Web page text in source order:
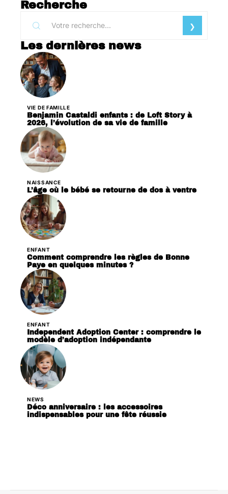
Recherche
Les dernières news
VIE DE FAMILLE
Benjamin Castaldi enfants : de Loft Story à
2026, l’évolution de sa vie de famille
NAISSANCE
L’âge où le bébé se retourne de dos à ventre
ENFANT
Comment comprendre les règles de Bonne
Paye en quelques minutes ?
ENFANT
Independent Adoption Center : comprendre le
modèle d’adoption indépendante
NEWS
Déco anniversaire : les accessoires
indispensables pour une fête réussie